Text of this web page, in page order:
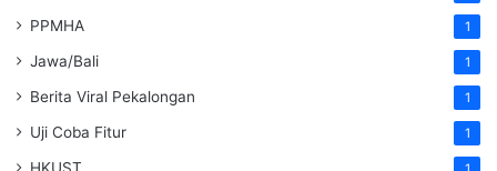
PPMHA 1
Jawa/Bali 1
Berita Viral Pekalongan 1
Uji Coba Fitur 1